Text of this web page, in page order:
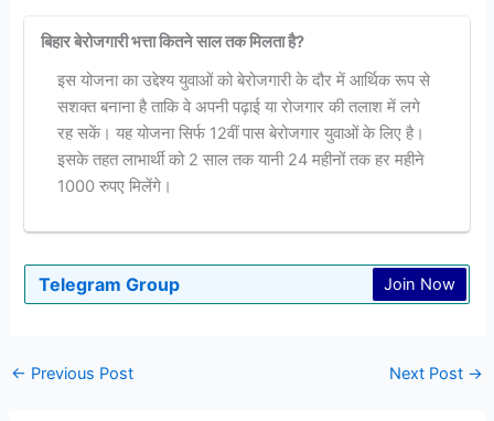
बिहार बेरोजगारी भत्ता कितने साल तक मिलता है?
इस योजना का उद्देश्य युवाओं को बेरोजगारी के दौर में आर्थिक रूप से
सशक्त बनाना है ताकि वे अपनी पढ़ाई या रोजगार की तलाश में लगे
रह सकें। यह योजना सिर्फ 12वीं पास बेरोजगार युवाओं के लिए है।
इसके तहत लाभार्थी को 2 साल तक यानी 24 महीनों तक हर महीने
1000 रुपए मिलेंगे।
Telegram Group Join Now
← Previous Post Next Post →